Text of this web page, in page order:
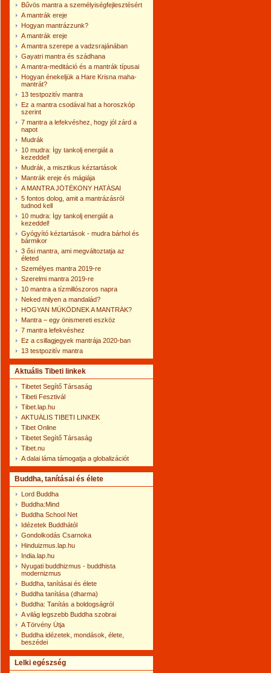
Bűvös mantra a személyiségfejlesztésért
A mantrák ereje
Hogyan mantrázzunk?
A mantrák ereje
A mantra szerepe a vadzsrajánában
Gayatri mantra és szádhana
A mantra-meditáció és a mantrák típusai
Hogyan énekeljük a Hare Krisna maha-
mantrát?
13 testpozitív mantra
Ez a mantra csodával hat a horoszkóp
szerint
7 mantra a lefekvéshez, hogy jól zárd a
napot
Mudrák
10 mudra: Így tankolj energiát a
kezeddel!
Mudrák, a misztikus kéztartások
Mantrák ereje és mágiája
A MANTRA JÓTÉKONY HATÁSAI
5 fontos dolog, amit a mantrázásról
tudnod kell
10 mudra: Így tankolj energiát a
kezeddel!
Gyógyító kéztartások - mudra bárhol és
bármikor
3 ősi mantra, ami megváltoztatja az
életed
Személyes mantra 2019-re
Szerelmi mantra 2019-re
10 mantra a tízmillószoros napra
Neked milyen a mandalád?
HOGYAN MŰKÖDNEK A MANTRÁK?
Mantra – egy önismereti eszköz
7 mantra lefekvéshez
Ez a csillagjegyek mantrája 2020-ban
13 testpozitív mantra
Aktuális Tibeti linkek
Tibetet Segítő Társaság
Tibeti Fesztivál
Tibet.lap.hu
AKTUÁLIS TIBETI LINKEK
Tibet Online
Tibetet Segítő Társaság
Tibet.nu
A dalai láma támogatja a globalizációt
Buddha, tanításai és élete
Lord Buddha
Buddha:Mind
Buddha School Net
Idézetek Buddhától
Gondolkodás Csarnoka
Hinduizmus.lap.hu
India.lap.hu
Nyugati buddhizmus - buddhista
modernizmus
Buddha, tanításai és élete
Buddha tanítása (dharma)
Buddha: Tanítás a boldogságról
A világ legszebb Buddha szobrai
A Törvény Útja
Buddha idézetek, mondások, élete,
beszédei
Lelki egészség